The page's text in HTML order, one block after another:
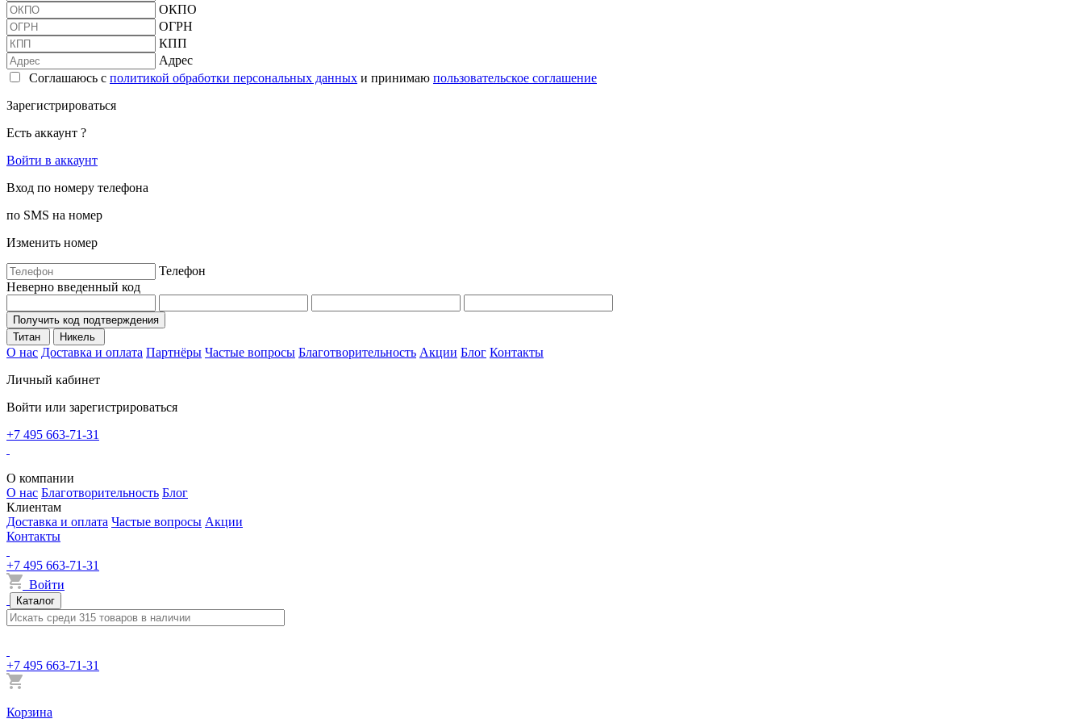
ОКПО
ОГРН
КПП
Адрес
Соглашаюсь с политикой обработки персональных данных и принимаю пользовательское соглашение
Зарегистрироваться
Есть аккаунт ?
Войти в аккаунт
Вход по номеру телефона
по SMS на номер
Изменить номер
Телефон
Неверно введенный код
Получить код подтверждения
Титан
Никель
О нас Доставка и оплата Партнёры Частые вопросы Благотворительность Акции Блог Контакты
Личный кабинет
Войти или зарегистрироваться
+7 495 663-71-31
О компании
О нас Благотворительность Блог
Клиентам
Доставка и оплата Частые вопросы Акции
Контакты
+7 495 663-71-31
Войти
Каталог
+7 495 663-71-31
Корзина